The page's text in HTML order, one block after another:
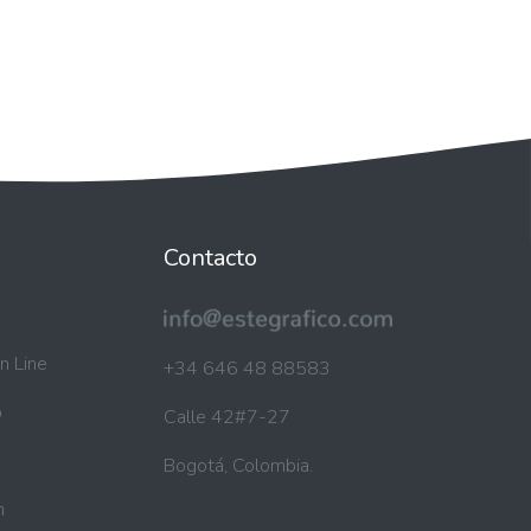
Line
Contacto
+34 646 48 88583
Calle 42#7-27
Bogotá, Colombia.